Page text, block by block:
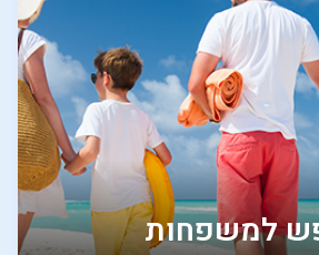
למשפחות